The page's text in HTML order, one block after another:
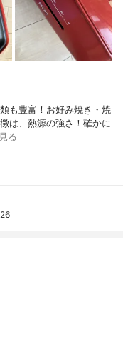
も豊富！お好み焼き・焼
は、熱源の強さ！確かに
る